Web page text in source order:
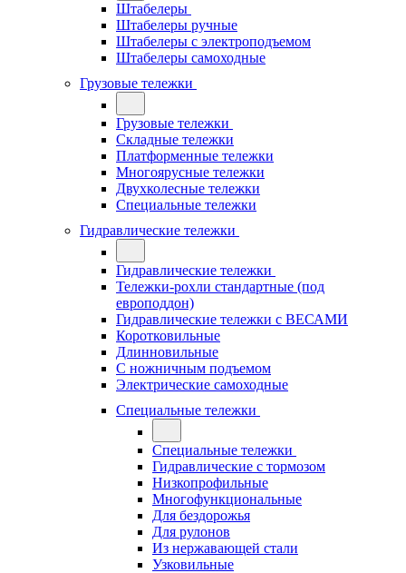
Штабелеры
Штабелеры ручные
Штабелеры с электроподъемом
Штабелеры самоходные
Грузовые тележки
Грузовые тележки
Складные тележки
Платформенные тележки
Многоярусные тележки
Двухколесные тележки
Специальные тележки
Гидравлические тележки
Гидравлические тележки
Тележки-рохли стандартные (под
европоддон)
Гидравлические тележки с ВЕСАМИ
Коротковильные
Длинновильные
С ножничным подъемом
Электрические самоходные
Специальные тележки
Специальные тележки
Гидравлические с тормозом
Низкопрофильные
Многофункциональные
Для бездорожья
Для рулонов
Из нержавающей стали
Узковильные